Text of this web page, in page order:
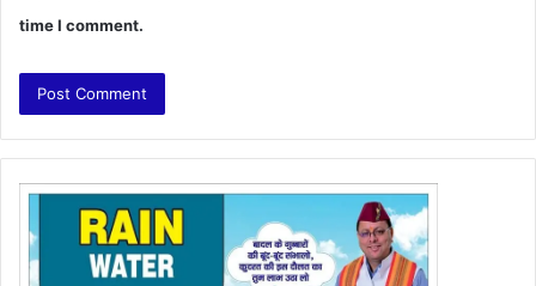
time I comment.